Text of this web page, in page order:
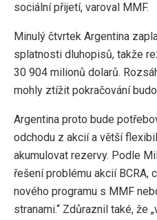
sociální přijetí, varoval MMF.
Minulý čtvrtek Argentina
splatnosti dluhopisů, takže
30 904 milionů dolarů.
mohly ztížit pokračování
Argentina proto bude
odchodu z akcií a větší
akumulovat rezervy. Podle
řešení problému akcií
nového programu s MMF
stranami.“ Zdůraznil také, že